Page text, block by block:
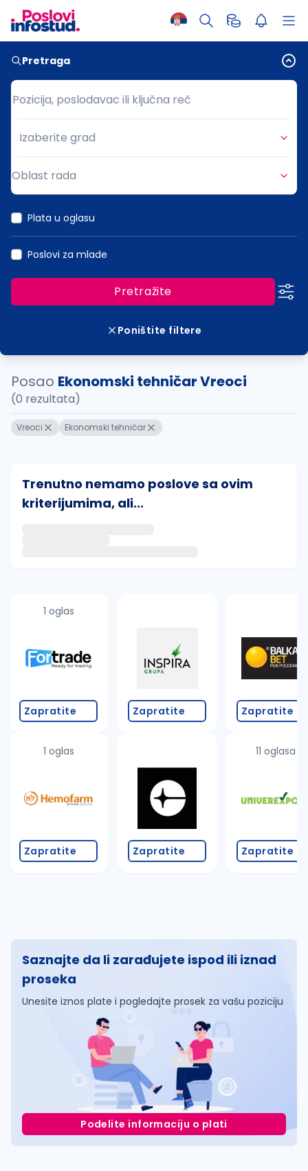
Pretraga
Pozicija, poslodavac ili ključna reč
Pozicija, poslodavac ili ključna reč
Grad
Izaberite grad
Oblast rada
Plata u oglasu
Poslovi za mlade
Pretražite
Poništite filtere
Posao Ekonomski tehničar Vreoci
(0 rezultata)
Vreoci Ekonomski tehničar
Trenutno nemamo poslove sa ovim
kriterijumima, ali...
proverite pravopisne greške (koristite č, ć, š, đ,
promenite odabrane filtere pretrage
1 oglas
Zapratite
1 oglas
Zapratite
Zapratite
Zapratite
Zapratite
11 oglasa
Zapratite
Saznajte da li zarađujete ispod ili iznad
proseka
Unesite iznos plate i pogledajte prosek za vašu poziciju
Podelite informaciju o plati